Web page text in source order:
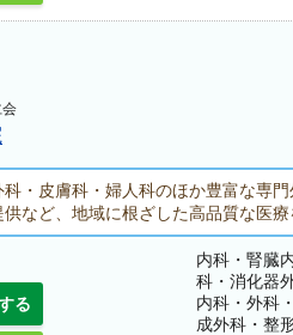
会
・皮膚科・婦人科のほか豊富な専
など、地域に根ざした高品質な医療
る
内科・腎臓
科・消化器
内科・外科
成外科・整